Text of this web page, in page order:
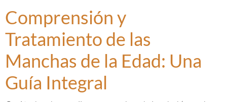
Comprensión y
Tratamiento de las
Manchas de la Edad: Una
Guía Integral